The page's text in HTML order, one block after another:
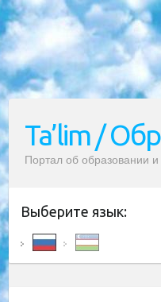
Ta’lim /
Портал об образовании и
Выберите язык: